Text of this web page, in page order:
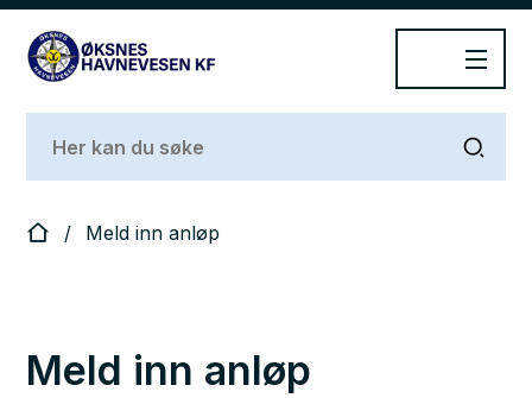
Du er her:Meld inn anløp
Meld inn anløp